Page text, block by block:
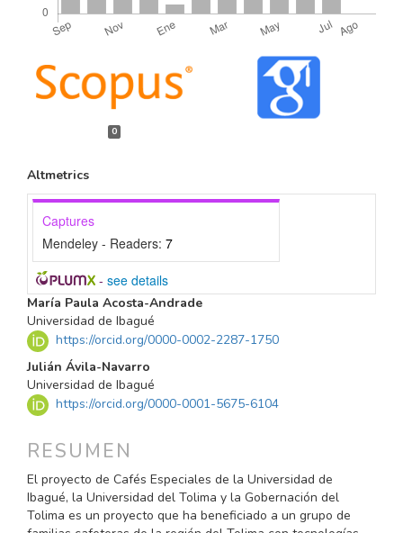
0
Altmetrics
Captures
Mendeley - Readers: 7
- see details
CONTENIDO
PRINCIPAL
DEL
ARTÍCULO
María Paula Acosta-Andrade
Universidad de Ibagué
https://orcid.org/0000-0002-2287-1750
Julián Ávila-Navarro
Universidad de Ibagué
https://orcid.org/0000-0001-5675-6104
RESUMEN
El proyecto de Cafés Especiales de la Universidad de
Ibagué, la Universidad del Tolima y la Gobernación del
Tolima es un proyecto que ha beneficiado a un grupo de